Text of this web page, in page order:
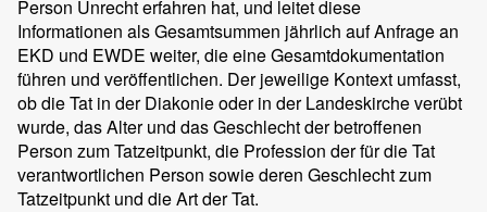
Person Unrecht erfahren hat, und leitet diese
Informationen als Gesamtsummen jährlich auf Anfrage an
EKD und EWDE weiter, die eine Gesamtdokumentation
führen und veröffentlichen. Der jeweilige Kontext umfasst,
ob die Tat in der Diakonie oder in der Landeskirche verübt
wurde, das Alter und das Geschlecht der betroffenen
Person zum Tatzeitpunkt, die Profession der für die Tat
verantwortlichen Person sowie deren Geschlecht zum
Tatzeitpunkt und die Art der Tat.